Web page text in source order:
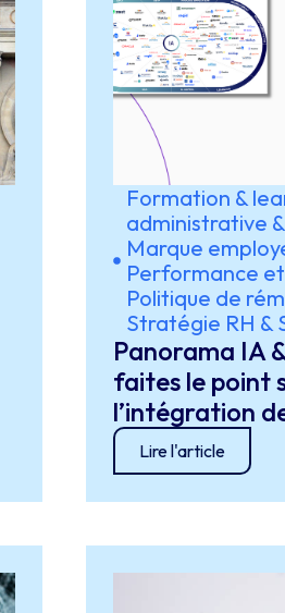
Formation &
administrative
Marque
Performance
Politique de
Stratégie RH &
Panorama IA
faites le point
l’intégration
Lire l'article